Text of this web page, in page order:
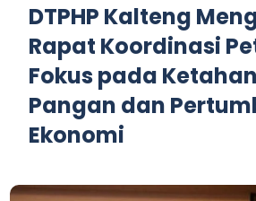
DTPHP Kalteng
Rapat Koordinasi
Fokus pada
Pangan dan
Ekonomi